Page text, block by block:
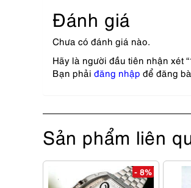
Đánh giá
Chưa có đánh giá nào.
Hãy là người đầu tiên nhận xét
Bạn phải đăng nhập để đăng
Sản phẩm liên
- 8%